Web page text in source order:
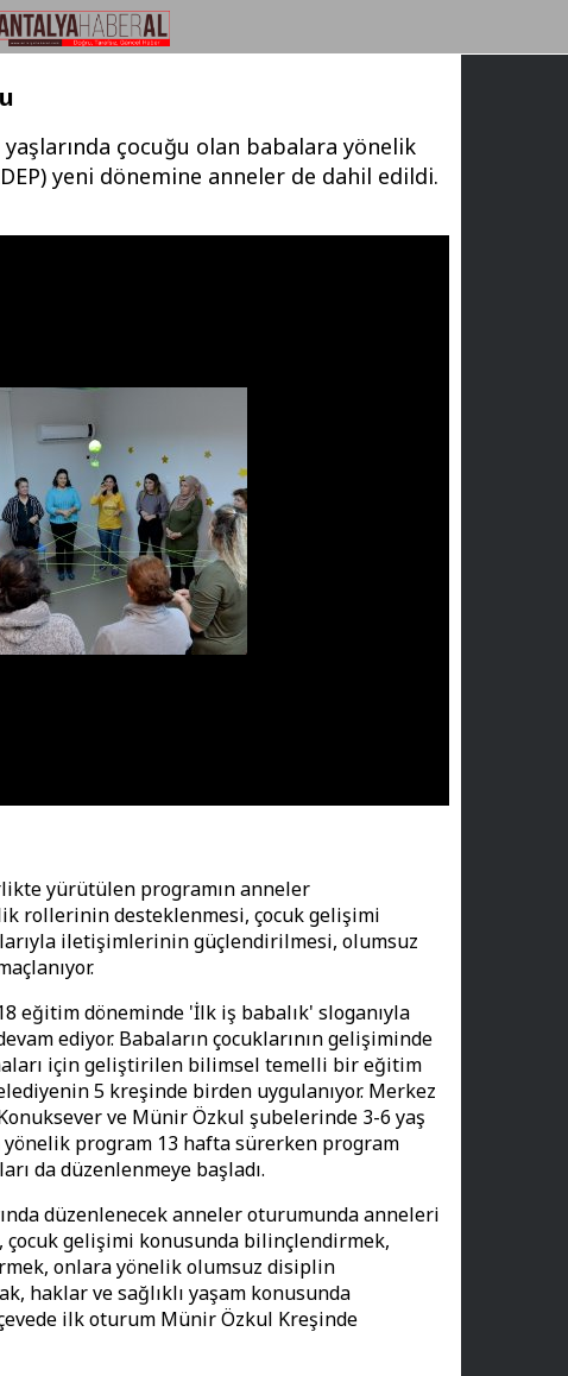
çocuğu olan babalara yönelik
yeni dönemine anneler de dahil edildi.
yürütülen programın anneler
rollerinin desteklenmesi, çocuk gelişimi
iletişimlerinin güçlendirilmesi, olumsuz
eğitim döneminde 'İlk iş babalık' sloganıyla
ediyor. Babaların çocuklarının gelişiminde
için geliştirilen bilimsel temelli bir eğitim
5 kreşinde birden uygulanıyor. Merkez
ve Münir Özkul şubelerinde 3-6 yaş
program 13 hafta sürerken program
da düzenlenmeye başladı.
düzenlenecek anneler oturumunda anneleri
gelişimi konusunda bilinçlendirmek,
onlara yönelik olumsuz disiplin
haklar ve sağlıklı yaşam konusunda
ilk oturum Münir Özkul Kreşinde